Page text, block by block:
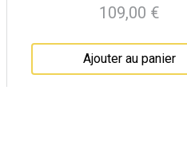
Prix
109,00 €
Ajouter au panier